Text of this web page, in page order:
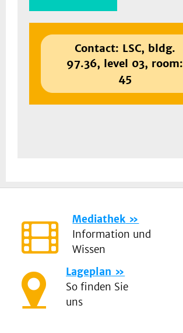
Contact: LSC, bldg.
97.36, level 03, room:
45
Mediathek
Information und
Wissen
Lageplan
So finden Sie
uns